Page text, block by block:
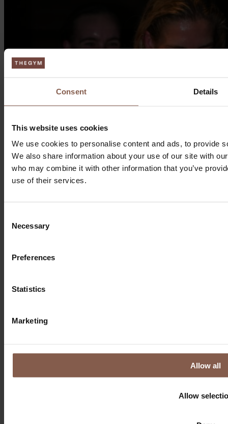
Consent Details
This website uses cookies
We use cookies to personalise content and ads, to provide
We also share information about your use of our site with
who may combine it with other information that you’ve
use of their services.
Selection
Necessary
Preferences
Statistics
Marketing
Allow all
Allow